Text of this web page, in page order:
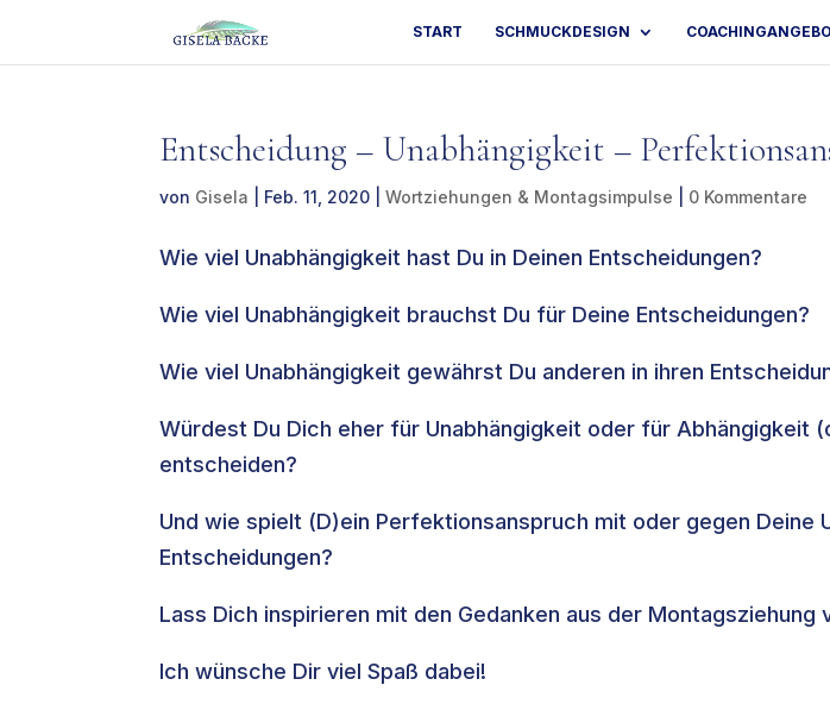
START SCHMUCKDESIGN
Entscheidung – Unabhängigkeit –
von Gisela Feb. 11, 2020 |Wortziehungen & Montagsimpulse 0 Kommentare
Wie viel Unabhängigkeit hast Du in Deinen Entscheidungen?
Wie viel Unabhängigkeit brauchst Du für Deine Entscheidungen?
Wie viel Unabhängigkeit gewährst Du anderen in ihren
Würdest Du Dich eher für Unabhängigkeit oder für Abhängigkeit
entscheiden?
Und wie spielt (D)ein Perfektionsanspruch mit oder gegen Deine
Entscheidungen?
Lass Dich inspirieren mit den Gedanken aus der Montagsziehung
Ich wünsche Dir viel Spaß dabei!